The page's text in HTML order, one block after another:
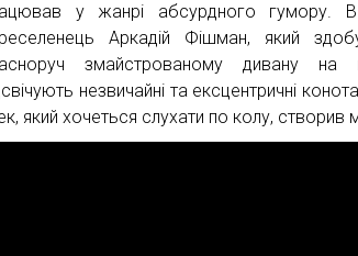
у жанрі абсурдного гумору.
Аркадій Фішман, який
змайстрованому дивану на
незвичайні та ексцентричні
який хочеться слухати по колу, створив